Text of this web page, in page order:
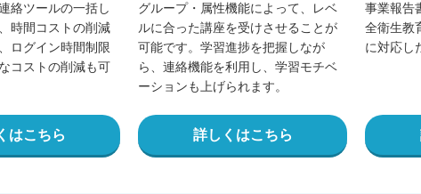
絡ツールの一括し
時間コストの削減
ログイン時間制限
コストの削減も可
はこちら
グループ・属性機能によって、レベ
ルに合った講座を受けさせることが
可能です。学習進捗を把握しなが
ら、連絡機能を利用し、学習モチベ
ーションも上げられます。
詳しくはこちら
事業報告
全衛生教
に対応し